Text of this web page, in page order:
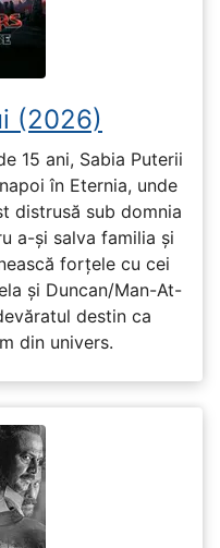
(2026)
15 ani, Sabia Puterii
în Eternia, unde
distrusă sub domnia
a-și salva familia și
forțele cu cei
și Duncan/Man-At-
destin ca
din univers.